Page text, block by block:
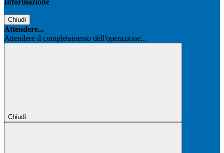
Informazione
Chiudi
Attendere...
Attendere il completamento dell'operazione...
Chiudi